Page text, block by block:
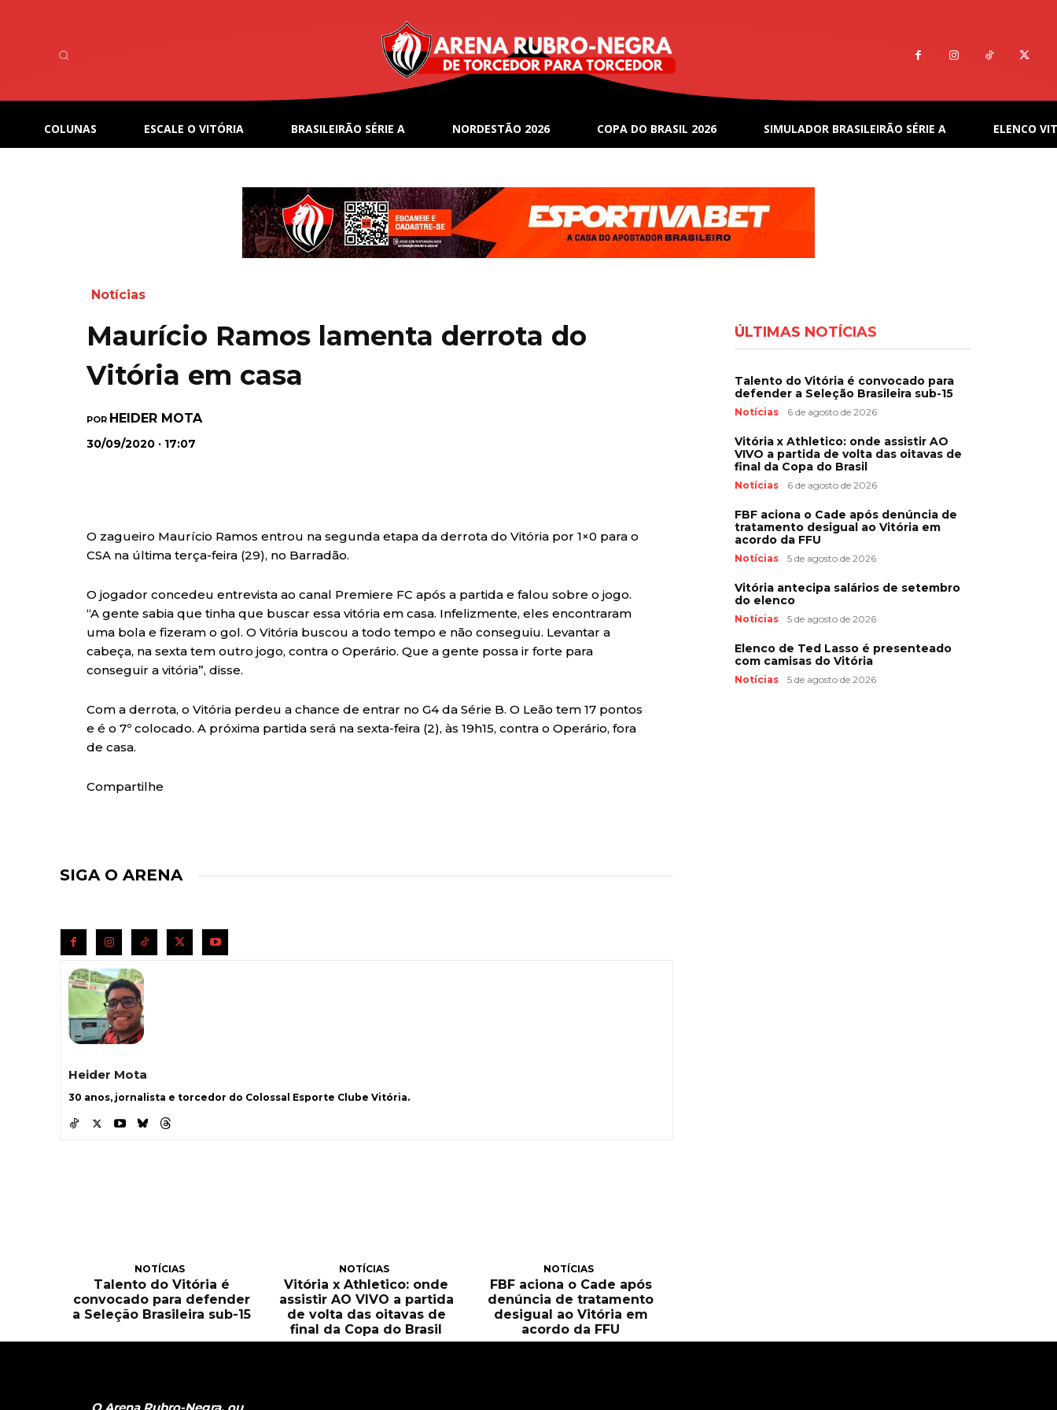
COLUNAS ESCALE O VITÓRIA BRASILEIRÃO SÉRIE A NORDESTÃO 2026 COPA DO BRASIL 2026 SIMULADOR BRASILEIRÃO SÉRIE A ELENCO
Notícias
Maurício Ramos lamenta derrota do
Vitória em casa
POR HEIDER MOTA
30/09/2020 · 17:07
O zagueiro Maurício Ramos entrou na segunda etapa da derrota do Vitória por 1×0 para o
CSA na última terça-feira (29), no Barradão.
O jogador concedeu entrevista ao canal Premiere FC após a partida e falou sobre o jogo.
“A gente sabia que tinha que buscar essa vitória em casa. Infelizmente, eles encontraram
uma bola e fizeram o gol. O Vitória buscou a todo tempo e não conseguiu. Levantar a
cabeça, na sexta tem outro jogo, contra o Operário. Que a gente possa ir forte para
conseguir a vitória”, disse.
Com a derrota, o Vitória perdeu a chance de entrar no G4 da Série B. O Leão tem 17 pontos
e é o 7º colocado. A próxima partida será na sexta-feira (2), às 19h15, contra o Operário, fora
de casa.
Compartilhe
SIGA O ARENA
Heider Mota
30 anos, jornalista e torcedor do Colossal Esporte Clube Vitória.
NOTÍCIAS
Talento do Vitória é
convocado para defender
a Seleção Brasileira sub-15
NOTÍCIAS
Vitória x Athletico: onde
assistir AO VIVO a partida
de volta das oitavas de
final da Copa do Brasil
NOTÍCIAS
FBF aciona o Cade após
denúncia de tratamento
desigual ao Vitória em
acordo da FFU
ÚLTIMAS NOTÍCIAS
Talento do Vitória é convocado para
defender a Seleção Brasileira sub-15
Notícias 6 de agosto de 2026
Vitória x Athletico: onde assistir AO
VIVO a partida de volta das oitavas de
final da Copa do Brasil
Notícias 6 de agosto de 2026
FBF aciona o Cade após denúncia de
tratamento desigual ao Vitória em
acordo da FFU
Notícias 5 de agosto de 2026
Vitória antecipa salários de setembro
do elenco
Notícias 5 de agosto de 2026
Elenco de Ted Lasso é presenteado
com camisas do Vitória
Notícias 5 de agosto de 2026